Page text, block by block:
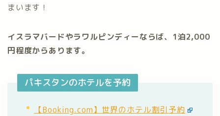
まいます！
イスラマバードやラワルピンディーならば、1泊2,000
円程度からあります。
パキスタンのホテルを予約
【Booking.com】世界のホテル割引予約